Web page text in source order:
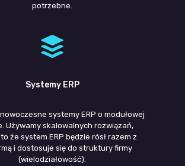
potrzebne.
Systemy ERP
systemy ERP o modułowej
Używamy skalowalnych rozwiązań,
że system ERP będzie rósł razem z
i dostosuje się do struktury firmy
(wielodziałowość).